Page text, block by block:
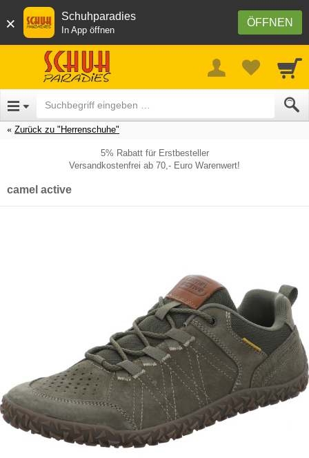
× ÖFFNEN
Schuhparadies
In App öffnen
Zurück zu "Herrenschuhe"
5% Rabatt für Erstbesteller
Versandkostenfrei ab 70,- Euro Warenwert!
camel active